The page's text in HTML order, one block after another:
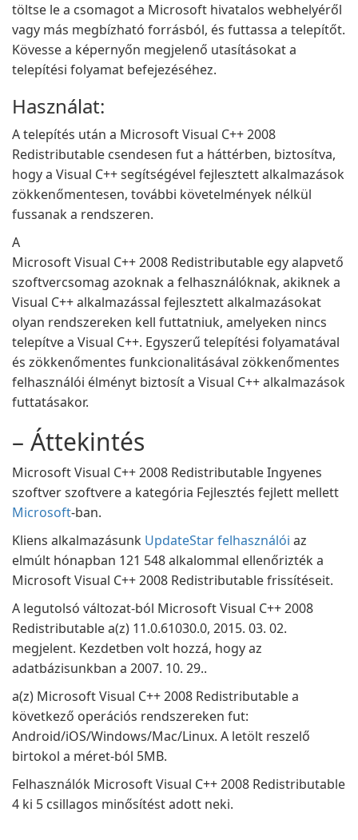
töltse le a csomagot a Microsoft hivatalos webhelyéről
vagy más megbízható forrásból, és futtassa a telepítőt.
Kövesse a képernyőn megjelenő utasításokat a
telepítési folyamat befejezéséhez.
Használat:
A telepítés után a Microsoft Visual C++ 2008
Redistributable csendesen fut a háttérben, biztosítva,
hogy a Visual C++ segítségével fejlesztett alkalmazások
zökkenőmentesen, további követelmények nélkül
fussanak a rendszeren.
A
Microsoft Visual C++ 2008 Redistributable egy alapvető
szoftvercsomag azoknak a felhasználóknak, akiknek a
Visual C++ alkalmazással fejlesztett alkalmazásokat
olyan rendszereken kell futtatniuk, amelyeken nincs
telepítve a Visual C++. Egyszerű telepítési folyamatával
és zökkenőmentes funkcionalitásával zökkenőmentes
felhasználói élményt biztosít a Visual C++ alkalmazások
futtatásakor.
– Áttekintés
Microsoft Visual C++ 2008 Redistributable Ingyenes
szoftver szoftvere a kategória Fejlesztés fejlett mellett
Microsoft-ban.
Kliens alkalmazásunk UpdateStar felhasználói az
elmúlt hónapban 121 548 alkalommal ellenőrizték a
Microsoft Visual C++ 2008 Redistributable frissítéseit.
A legutolsó változat-ból Microsoft Visual C++ 2008
Redistributable a(z) 11.0.61030.0, 2015. 03. 02.
megjelent. Kezdetben volt hozzá, hogy az
adatbázisunkban a 2007. 10. 29..
a(z) Microsoft Visual C++ 2008 Redistributable a
következő operációs rendszereken fut:
Android/iOS/Windows/Mac/Linux. A letölt reszelő
birtokol a méret-ból 5MB.
Felhasználók Microsoft Visual C++ 2008 Redistributable
4 ki 5 csillagos minősítést adott neki.